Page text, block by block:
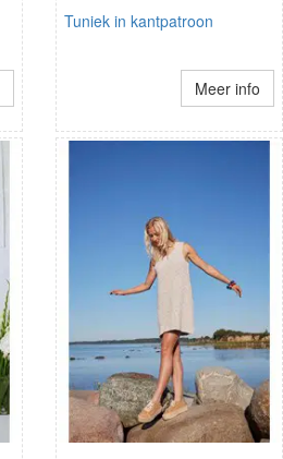
Tuniek in kantpatroon
Meer info